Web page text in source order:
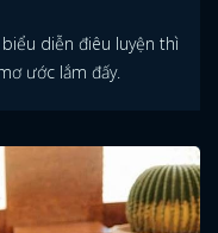
diễn điêu luyện thì
ước lắm đấy.